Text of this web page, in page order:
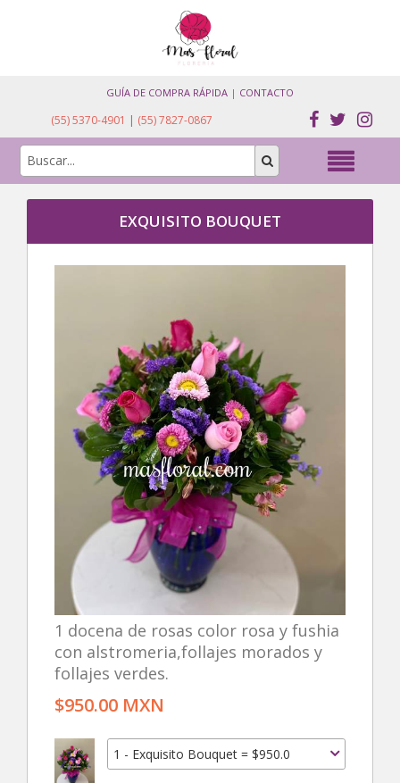
GUÍA DE COMPRA RÁPIDA | CONTACTO
(55) 5370-4901 | (55) 7827-0867
EXQUISITO BOUQUET
1 docena de rosas color rosa y fushia
con alstromeria,follajes morados y
follajes verdes.
$950.00 MXN
1 - Exquisito Bouquet = $950.0